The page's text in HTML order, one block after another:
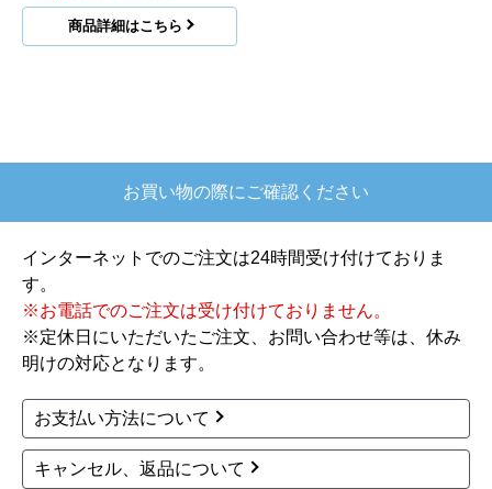
商品詳細はこちら
お買い物の際にご確認ください
インターネットでのご注文は24時間受け付けておりま
す。
※お電話でのご注文は受け付けておりません。
※定休日にいただいたご注文、お問い合わせ等は、休み
明けの対応となります。
お支払い方法について
キャンセル、返品について